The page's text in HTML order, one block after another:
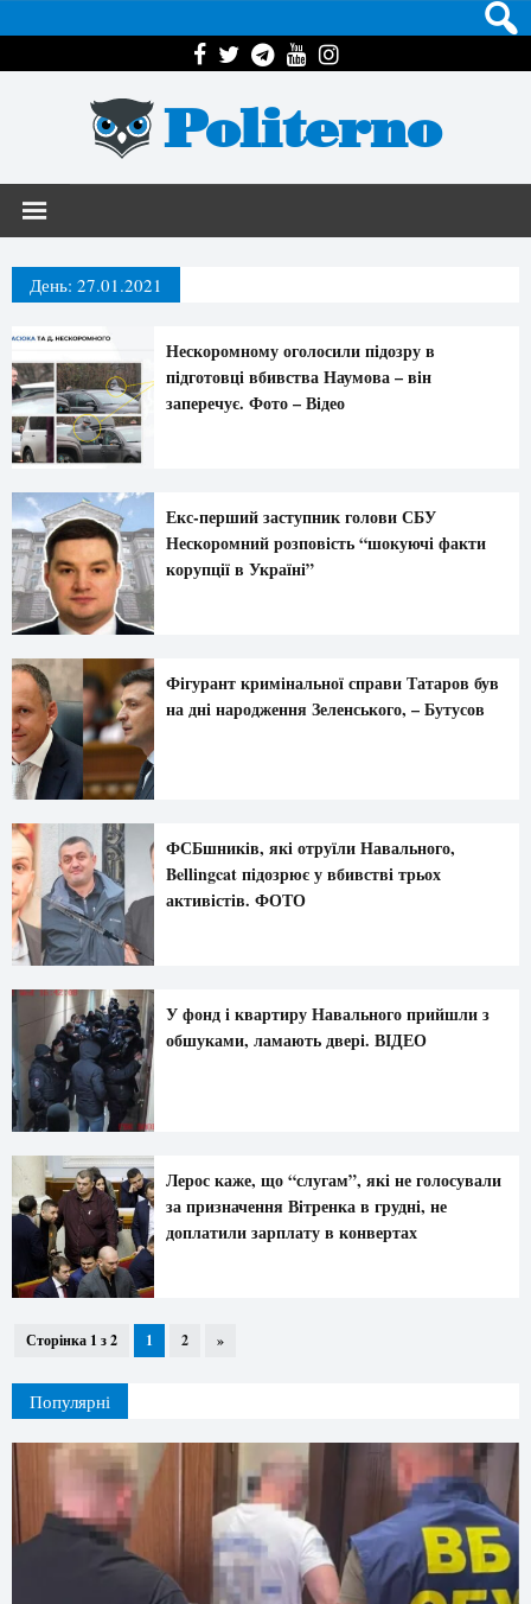
Politerno
День: 27.01.2021
Нескоромному оголосили підозру в
підготовці вбивства Наумова – він
заперечує. Фото – Відео
Екс-перший заступник голови СБУ
Нескоромний розповість “шокуючі факти
корупції в Україні”
Фігурант кримінальної справи Татаров був
на дні народження Зеленського, – Бутусов
ФСБшників, які отруїли Навального,
Bellingcat підозрює у вбивстві трьох
активістів. ФОТО
У фонд і квартиру Навального прийшли з
обшуками, ламають двері. ВІДЕО
Лерос каже, що “слугам”, які не голосували
за призначення Вітренка в грудні, не
доплатили зарплату в конвертах
Сторінка 1 з 2 1 2 »
Популярні